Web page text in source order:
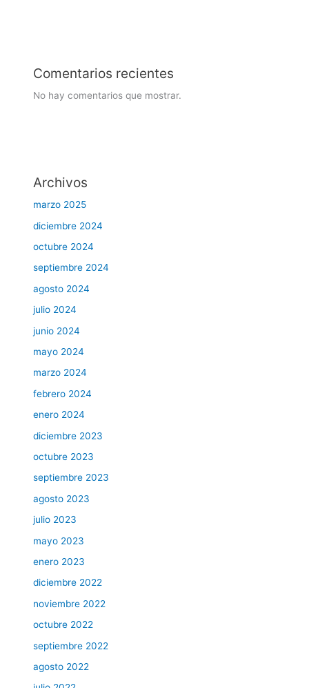
Comentarios recientes
No hay comentarios que mostrar.
Archivos
marzo 2025
diciembre 2024
octubre 2024
septiembre 2024
agosto 2024
julio 2024
junio 2024
mayo 2024
marzo 2024
febrero 2024
enero 2024
diciembre 2023
octubre 2023
septiembre 2023
agosto 2023
julio 2023
mayo 2023
enero 2023
diciembre 2022
noviembre 2022
octubre 2022
septiembre 2022
agosto 2022